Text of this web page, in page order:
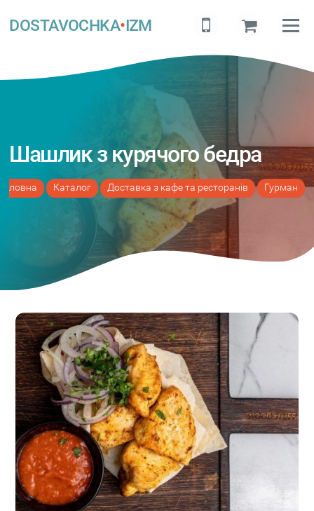
DOSTAVOCHKA•IZM
Шашлик з курячого бедра
Каталог Доставка з кафе та ресторанів Гурман